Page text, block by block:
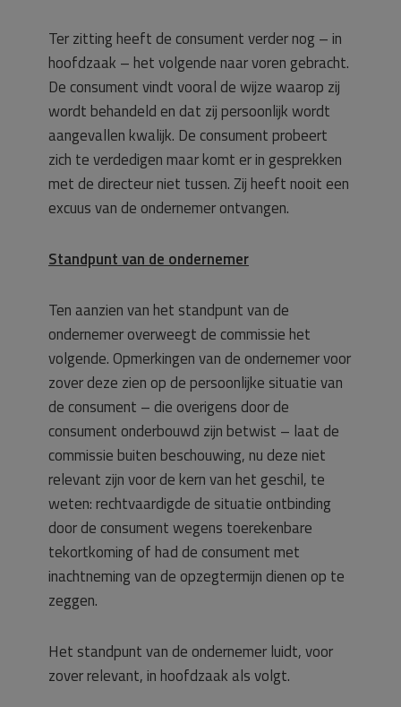
Ter zitting heeft de consument verder nog – in
hoofdzaak – het volgende naar voren gebracht.
De consument vindt vooral de wijze waarop zij
wordt behandeld en dat zij persoonlijk wordt
aangevallen kwalijk. De consument probeert
zich te verdedigen maar komt er in gesprekken
met de directeur niet tussen. Zij heeft nooit een
excuus van de ondernemer ontvangen.
Standpunt van de ondernemer
Ten aanzien van het standpunt van de
ondernemer overweegt de commissie het
volgende. Opmerkingen van de ondernemer voor
zover deze zien op de persoonlijke situatie van
de consument – die overigens door de
consument onderbouwd zijn betwist – laat de
commissie buiten beschouwing, nu deze niet
relevant zijn voor de kern van het geschil, te
weten: rechtvaardigde de situatie ontbinding
door de consument wegens toerekenbare
tekortkoming of had de consument met
inachtneming van de opzegtermijn dienen op te
zeggen.
Het standpunt van de ondernemer luidt, voor
zover relevant, in hoofdzaak als volgt.